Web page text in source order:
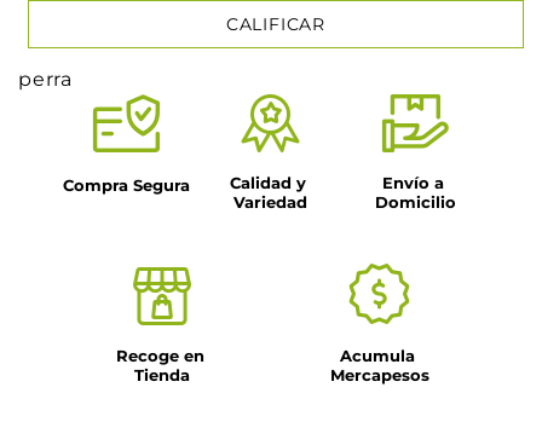
CALIFICAR
★ ★★★
Tu nombre
Dirección de email
perra
Compra Segura
Calidad y
Variedad
Envío a
Domicilio
Recoge en
Tienda
Acumula
Mercapesos